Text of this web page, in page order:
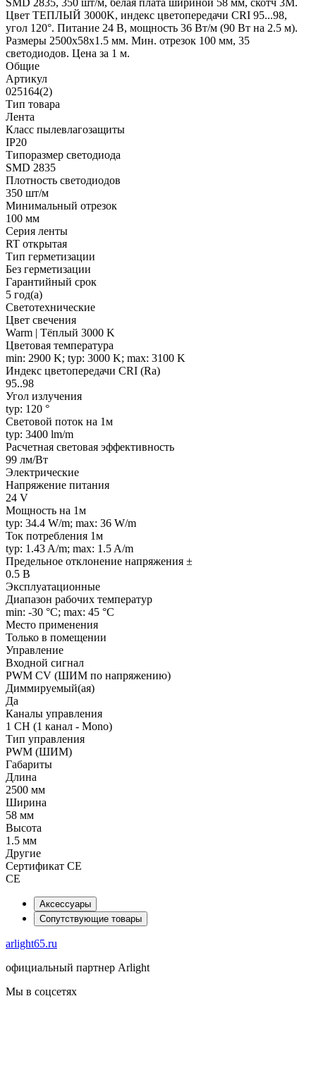
Цвет ТЕПЛЫЙ 3000K, индекс цветопередачи CRI 95...98,
угол 120°. Питание 24 В, мощность 36 Вт/м (90 Вт на 2.5 м).
Размеры 2500х58х1.5 мм. Мин. отрезок 100 мм, 35
светодиодов. Цена за 1 м.
Общие
Артикул
025164(2)
Тип товара
Лента
Класс пылевлагозащиты
IP20
Типоразмер светодиода
SMD 2835
Плотность светодиодов
350 шт/м
Минимальный отрезок
100 мм
Серия ленты
RT открытая
Тип герметизации
Без герметизации
Гарантийный срок
5 год(а)
Светотехнические
Цвет свечения
Warm | Тёплый 3000 K
Цветовая температура
min: 2900 K; typ: 3000 K; max: 3100 K
Индекс цветопередачи CRI (Ra)
95..98
Угол излучения
typ: 120 °
Световой поток на 1м
typ: 3400 lm/m
Расчетная световая эффективность
99 лм/Вт
Электрические
Напряжение питания
24 V
Мощность на 1м
typ: 34.4 W/m; max: 36 W/m
Ток потребления 1м
typ: 1.43 A/m; max: 1.5 A/m
Предельное отклонение напряжения ±
0.5 В
Эксплуатационные
Диапазон рабочих температур
min: -30 °C; max: 45 °C
Место применения
Только в помещении
Управление
Входной сигнал
PWM СV (ШИМ по напряжению)
Диммируемый(ая)
Да
Каналы управления
1 CH (1 канал - Mono)
Тип управления
PWM (ШИМ)
Габариты
Длина
2500 мм
Ширина
58 мм
Высота
1.5 мм
Другие
Сертификат CE
CE
Аксессуары
Сопутствующие товары
arlight65.ru
официальный партнер Arlight
Мы в соцсетях